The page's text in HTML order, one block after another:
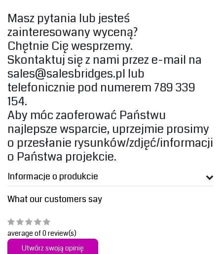
‎Masz pytania lub jesteś
zainteresowany wyceną?
Chętnie Cię wesprzemy.
Skontaktuj się z nami przez e-mail na
sales@salesbridges.pl lub
telefonicznie pod numerem 789 339
154.
Aby móc zaoferować Państwu
najlepsze wsparcie, uprzejmie prosimy
o przesłanie rysunków/zdjęć/informacji
o Państwa projekcie. ‎
Informacje o produkcie
What our customers say
average of 0 review(s)
Utwórz swoją opinię